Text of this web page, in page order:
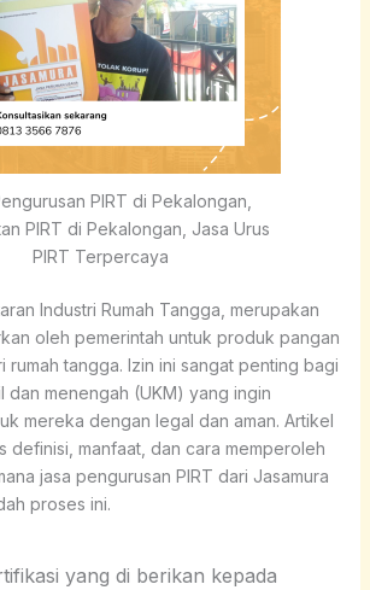
PIRT di Pekalongan,
PIRT di Pekalongan, Jasa Urus
PIRT Terpercaya
Industri Rumah Tangga, merupakan
oleh pemerintah untuk produk pangan
rumah tangga. Izin ini sangat penting bagi
dan menengah (UKM) yang ingin
mereka dengan legal dan aman. Artikel
definisi, manfaat, dan cara memperoleh
jasa pengurusan PIRT dari Jasamura
proses ini.
yang di berikan kepada